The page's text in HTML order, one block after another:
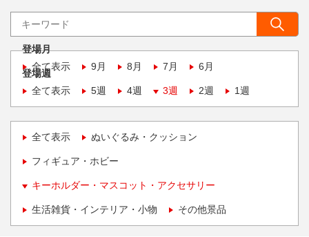
登場月
全て表示
9月 8月 7月 6月
登場週
全て表示
5週 4週 3週 2週 1週
全て表示 ぬいぐるみ・クッション
フィギュア・ホビー
キーホルダー・マスコット・アクセサリー
生活雑貨・インテリア・小物 その他景品